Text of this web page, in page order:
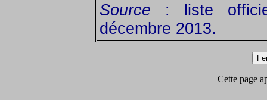
Source : liste
décembre 2013.
Cette page